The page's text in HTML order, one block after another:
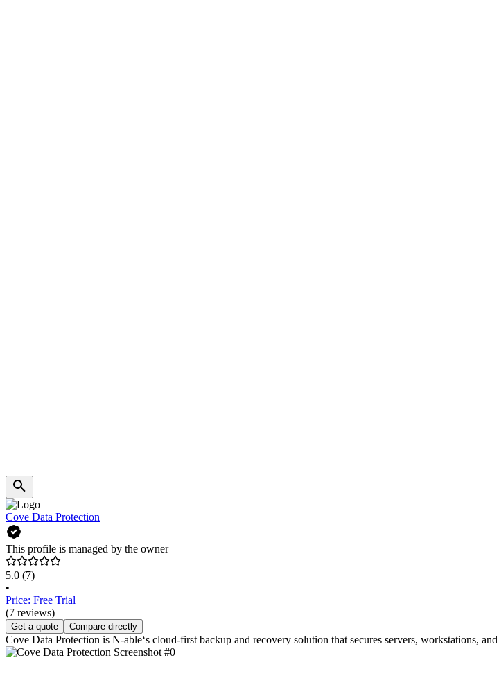
Cove Data Protection
This profile is managed by the owner
5.0 (7)
•
Price: Free Trial
(7 reviews)
Get a quote Compare directly
Cove Data Protection is N-able‘s cloud-first backup and recovery solution that secures servers, workstations,